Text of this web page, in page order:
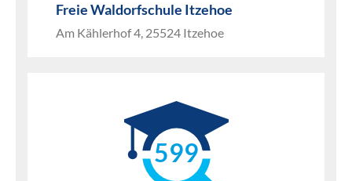
Freie Waldorfschule Itzehoe
Am Kählerhof 4, 25524 Itzehoe
599